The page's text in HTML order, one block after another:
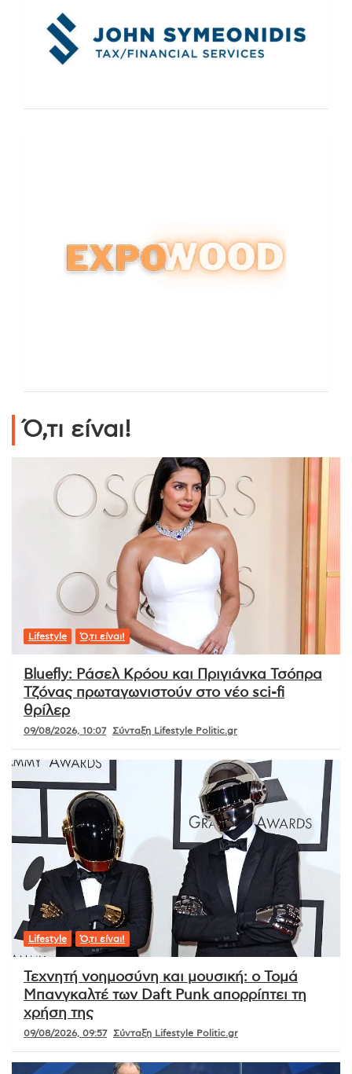
Ό,τι είναι!
Lifestyle Ό,τι είναι!
Bluefly: Ράσελ Κρόου και Πριγιάνκα Τσόπρα
Τζόνας πρωταγωνιστούν στο νέο sci-fi
θρίλερ
09/08/2026, 10:07 Σύνταξη Lifestyle Politic.gr
Lifestyle Ό,τι είναι!
Τεχνητή νοημοσύνη και μουσική: ο Τομά
Μπανγκαλτέ των Daft Punk απορρίπτει τη
χρήση της
09/08/2026, 09:57 Σύνταξη Lifestyle Politic.gr